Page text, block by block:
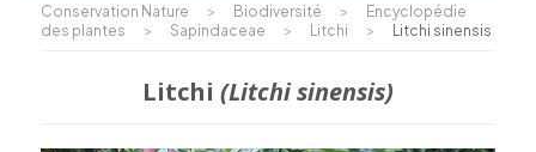
Conservation Nature > Biodiversité >
Encyclopédie
des plantes
> Sapindaceae > Litchi > Litchi sinensis
Litchi (Litchi sinensis)